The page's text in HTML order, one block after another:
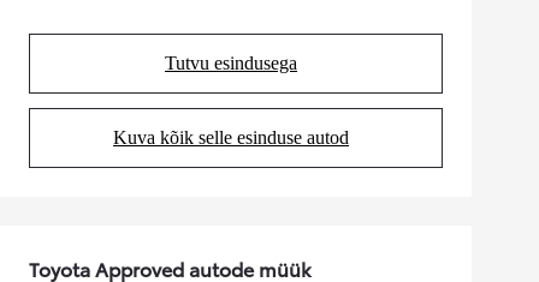
Tutvu esindusega
(Opens in new tab)
Kuva kõik selle esinduse autod
(Opens in new tab)
Toyota Approved autode müük